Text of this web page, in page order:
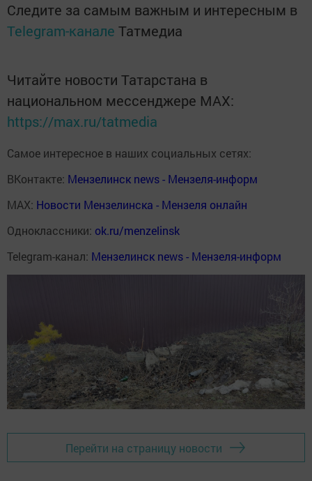
Следите за самым важным и интересным в
Telegram-канале Татмедиа
Читайте новости Татарстана в
национальном мессенджере MАХ:
https://max.ru/tatmedia
Самое интересное в наших социальных сетях:
ВКонтакте: Мензелинск news - Мензеля-информ
MAX: Новости Мензелинска - Мензеля онлайн
Одноклассники: ok.ru/menzelinsk
Telegram-канал: Мензелинск news - Мензеля-информ
Перейти на страницу новости